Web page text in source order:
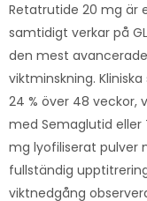
Retatrutide 20 mg är
samtidigt verkar på
den mest
viktminskning.
24 % över 48 veckor,
med Semaglutid eller
mg lyofiliserat pulver
fullständig
viktnedgång